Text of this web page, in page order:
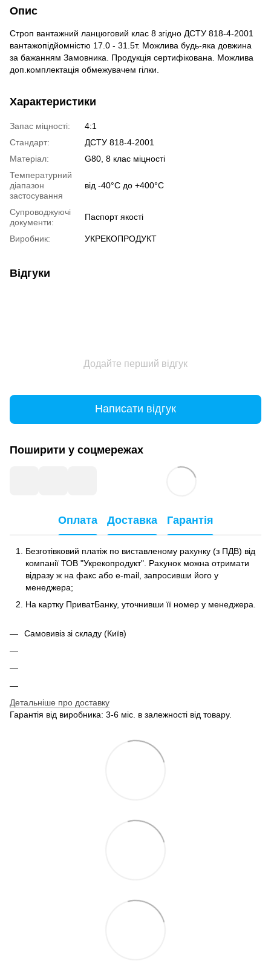
Опис
Строп вантажний ланцюговий клас 8 згідно ДСТУ 818-4-2001
вантажопідйомністю 17.0 - 31.5т. Можлива будь-яка довжина
за бажанням Замовника. Продукція сертифікована. Можлива
доп.комплектація обмежувачем гілки.
Характеристики
Запас міцності:
4:1
Стандарт:
ДСТУ 818-4-2001
Матеріал:
G80, 8 клас міцності
Температурний
діапазон
застосування
від -40°С до +400°С
Супроводжуючі
документи:
Паспорт якості
Виробник: УКРЕКОПРОДУКТ
Відгуки
Додайте перший відгук
Написати відгук
Поширити у соцмережах
Оплата Доставка Гарантія
Безготівковий платіж по виставленому рахунку (з ПДВ) від
компанії ТОВ "Укрекопродукт". Рахунок можна отримати
відразу ж на факс або e-mail, запросивши його у
менеджера;
На картку ПриватБанку, уточнивши її номер у менеджера.
Самовивіз зі складу (Київ)
Детальніше про доставку
Гарантія від виробника: 3-6 міс. в залежності від товару.